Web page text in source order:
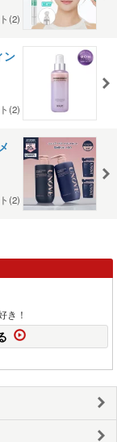
(2)
ン
(2)
(2)
き！